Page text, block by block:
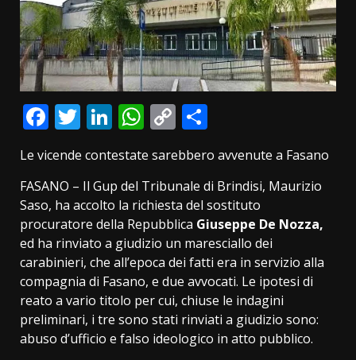
Facebook
Twitter
LinkedIn
WhatsApp
Copy
Link
Le vicende contestate sarebbero avvenute a Fasano
FASANO – Il Gup del Tribunale di Brindisi, Maurizio
Saso, ha accolto la richiesta del sostituto
procuratore della Repubblica Giuseppe De Nozza,
ed ha rinviato a giudizio un maresciallo dei
carabinieri, che all’epoca dei fatti era in servizio alla
compagnia di Fasano, e due avvocati. Le ipotesi di
reato a vario titolo per cui, chiuse le indagini
preliminari, i tre sono stati rinviati a giudizio sono:
abuso d’ufficio e falso ideologico in atto pubblico.